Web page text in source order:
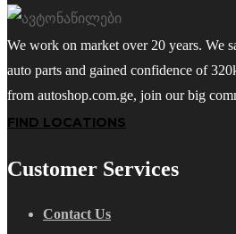
We work on market over 20 years. We
auto parts and gained confidence of
from autoshop.com.ge, join our big
FIND LOCATIONS
Customer Services
Contact Us